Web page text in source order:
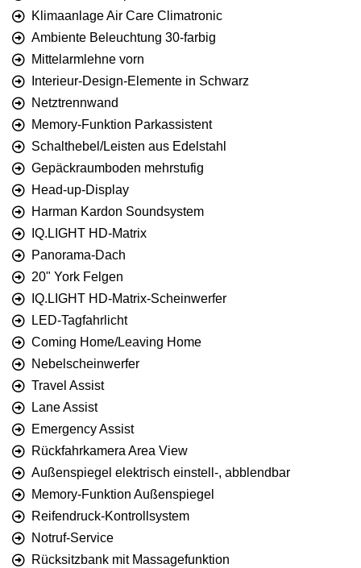
Klimaanlage Air Care Climatronic
Ambiente Beleuchtung 30-farbig
Mittelarmlehne vorn
Interieur-Design-Elemente in Schwarz
Netztrennwand
Memory-Funktion Parkassistent
Schalthebel/Leisten aus Edelstahl
Gepäckraumboden mehrstufig
Head-up-Display
Harman Kardon Soundsystem
IQ.LIGHT HD-Matrix
Panorama-Dach
20" York Felgen
IQ.LIGHT HD-Matrix-Scheinwerfer
LED-Tagfahrlicht
Coming Home/Leaving Home
Nebelscheinwerfer
Travel Assist
Lane Assist
Emergency Assist
Rückfahrkamera Area View
Außenspiegel elektrisch einstell-, abblendbar
Memory-Funktion Außenspiegel
Reifendruck-Kontrollsystem
Notruf-Service
Rücksitzbank mit Massagefunktion